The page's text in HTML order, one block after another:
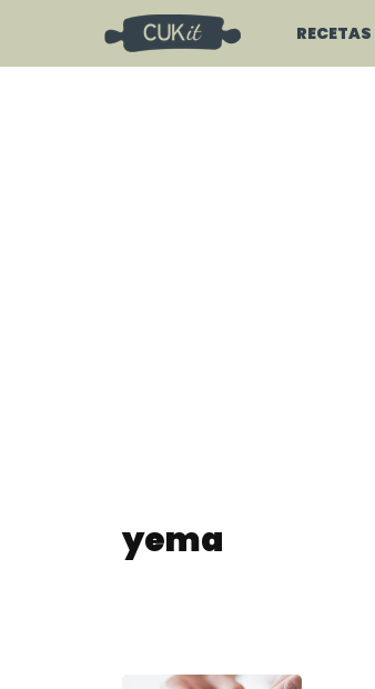
RECETAS
yema